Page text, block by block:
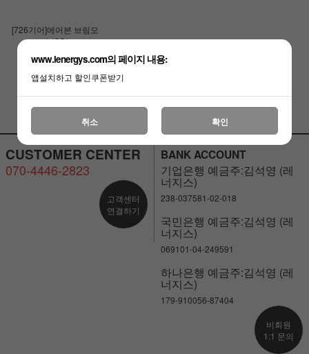
[726기어]에어본 브림모
자 (OD)
￦12,000
CUSTOMER CENTER
070-4446-2823
고객센터
연결하기
BANK ACCOUNT
기업은행 예금주:김석영 (레
너지스)
238-037581-02-018
국민은행 예금주:김석영 (레
너지스)
069101-04-249591
하나은행 예금주:김석영 (레
너지스)
179-910056-87404
비회원
1:1 문의
www.lenergys.com의 페이지 내용:
앱설치하고 할인쿠폰받기
취소 확인